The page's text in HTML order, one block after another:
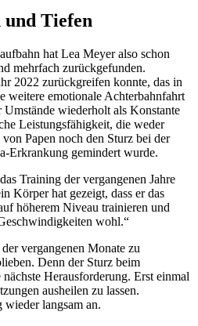
und Tiefen
hat Lea Meyer also schon
mehrfach zurückgefunden.
2022 zurückgreifen konnte, das in
weitere emotionale Achterbahnfahrt
wiederholt als Konstante
Leistungsfähigkeit, die weder
Papen noch den Sturz bei der
Erkrankung gemindert wurde.
Training der vergangenen Jahre
Körper hat gezeigt, dass er das
höherem Niveau trainieren und
wohl.“
vergangenen Monate zu
Denn der Sturz beim
Herausforderung. Erst einmal
ausheilen zu lassen.
langsam an.